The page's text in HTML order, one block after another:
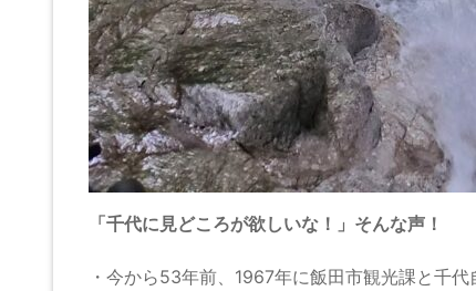
「千代に見どころが欲しいな！」そんな声！
・今から53年前、1967年に飯田市観光課と千